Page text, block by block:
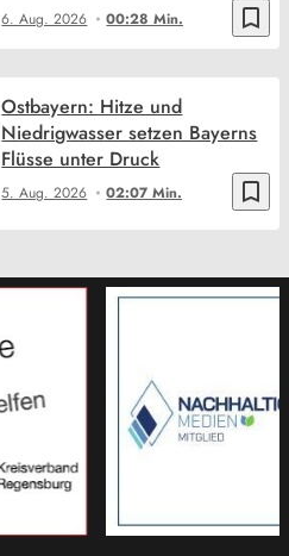
bookmark_border
6. Aug. 2026 00:28 Min.
bookmark_border
5. Aug. 2026 02:07 Min.
Ostbayern: Hitze und
Niedrigwasser setzen Bayerns
Flüsse unter Druck